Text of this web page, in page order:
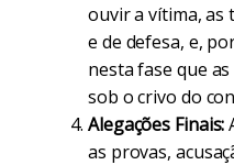
ouvir a vítima, as
e de defesa, e,
nesta fase que
sob o crivo do
Alegações Finais:
as provas,